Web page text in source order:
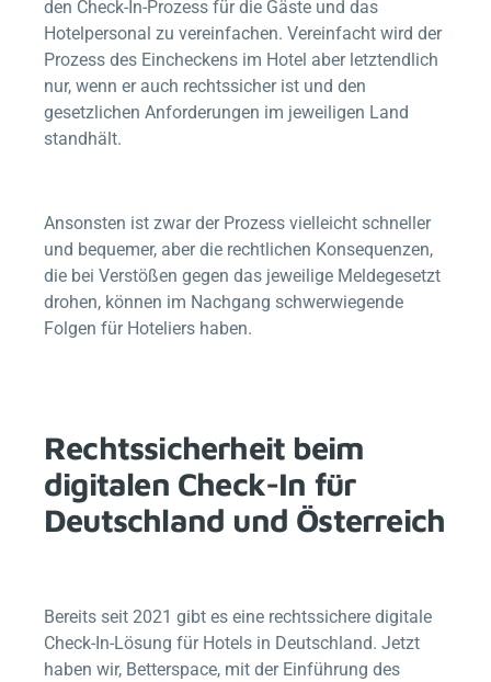
den Check-In-Prozess für die Gäste und das
Hotelpersonal zu vereinfachen. Vereinfacht wird der
Prozess des Eincheckens im Hotel aber letztendlich
nur, wenn er auch rechtssicher ist und den
gesetzlichen Anforderungen im jeweiligen Land
standhält.
Ansonsten ist zwar der Prozess vielleicht schneller
und bequemer, aber die rechtlichen Konsequenzen,
die bei Verstößen gegen das jeweilige Meldegesetzt
drohen, können im Nachgang schwerwiegende
Folgen für Hoteliers haben.
Rechtssicherheit beim
digitalen Check-In für
Deutschland und Österreich
Bereits seit 2021 gibt es eine rechtssichere digitale
Check-In-Lösung für Hotels in Deutschland. Jetzt
haben wir, Betterspace, mit der Einführung des